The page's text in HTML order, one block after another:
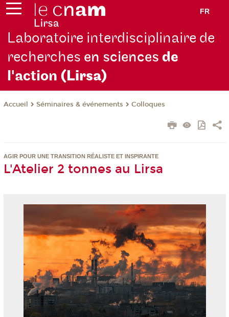
FR
Laboratoire interdisciplinaire de
recherches en sciencesde
l'action (Lirsa)
Accueil Séminaires & événements Colloques
AGIR POUR UNE TRANSITION RÉALISTE ET INSPIRANTE
L'Atelier 2 tonnes au Lirsa